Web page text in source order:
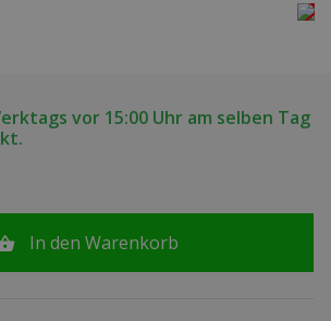
vor 15:00 Uhr am selben Tag
In den Warenkorb